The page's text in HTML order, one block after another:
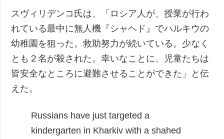
スヴィリデンコ氏は、「ロシア人が、授業が行わ
れている最中に無人機『シャヘド』でハルキウの
幼稚園を狙った。救助努力が続いている。少なく
とも２名が殺された。幸いなことに、児童たちは
皆安全なところに避難させることができた」と伝
えた。
Russians have just targeted a
kindergarten in Kharkiv with a shahed